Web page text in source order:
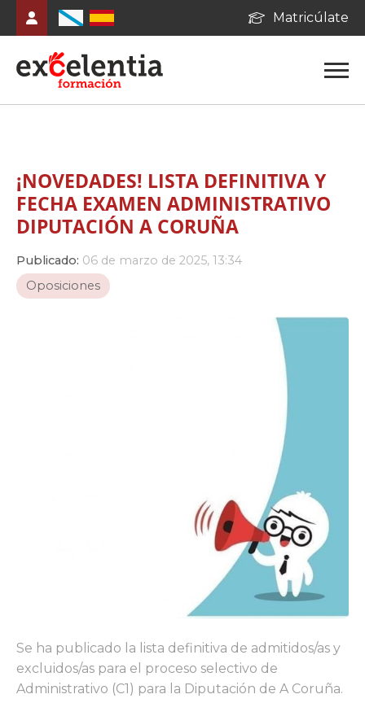
Matricúlate
¡NOVEDADES! LISTA DEFINITIVA Y
FECHA EXAMEN ADMINISTRATIVO
DIPUTACIÓN A CORUÑA
Publicado: 06 de marzo de 2025, 13:34
Oposiciones
Se ha publicado la lista definitiva de admitidos/as y
excluidos/as para el proceso selectivo de
Administrativo (C1) para la Diputación de A Coruña.